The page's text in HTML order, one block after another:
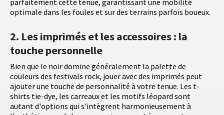
optimale dans les foules et sur des terrains parfois boueux.
2. Les imprimés et les accessoires : la
touche personnelle
Bien que le noir domine généralement la palette de
couleurs des festivals rock, jouer avec des imprimés peut
ajouter une touche de personnalité à votre tenue. Les t-
shirts tie-dye, les carreaux et les motifs léopard sont
autant d'options qui s'intègrent harmonieusement à